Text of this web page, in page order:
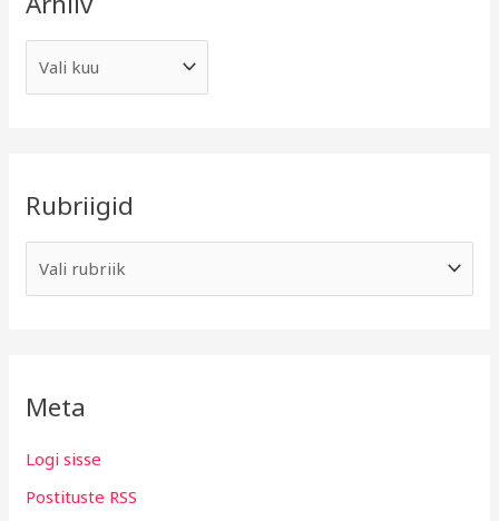
Rubriigid
Meta
Logi sisse
Postituste RSS